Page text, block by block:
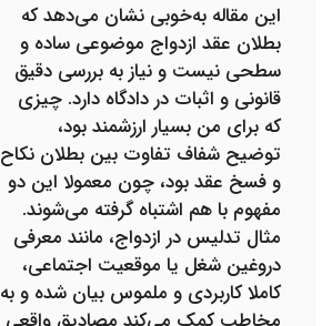
این مقاله به‌خوبی نشان می‌دهد که
بطلان عقد ازدواج موضوعی ساده و
سطحی نیست و نیاز به بررسی دقیق
قانونی و اثبات در دادگاه دارد. چیزی
که برای من بسیار ارزشمند بود،
توضیح شفاف تفاوت بین بطلان نکاح
و فسخ عقد بود، چون معمولا این دو
مفهوم با هم اشتباه گرفته می‌شوند.
مثال تدلیس در ازدواج، مانند معرفی
دروغین شغل یا موقعیت اجتماعی،
کاملا کاربردی و ملموس بیان شده و به